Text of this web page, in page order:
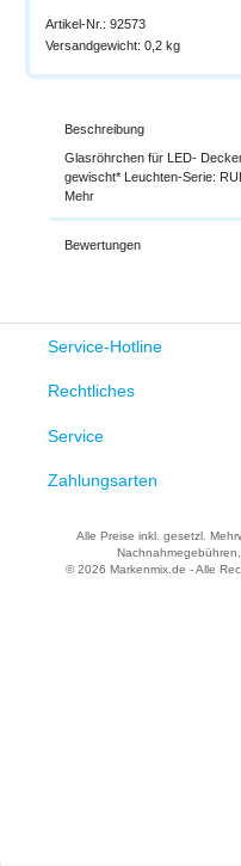
Artikel-Nr.: 92573
Versandgewicht: 0,2 kg
Beschreibung
Glasröhrchen für LED-
gewischt* Leuchten-Serie:
Mehr
Bewertungen
Service-Hotline
Rechtliches
Service
Zahlungsarten
Alle Preise inkl. gesetzl.
© 2026 Markenmix.de - Alle